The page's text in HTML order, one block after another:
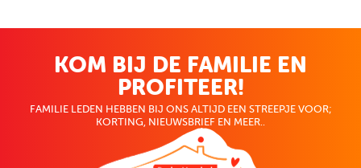
KOM BIJ DE FAMILIE EN
PROFITEER!
FAMILIE LEDEN HEBBEN BIJ ONS ALTIJD EEN STREEPJE VOOR;
KORTING, NIEUWSBRIEF EN MEER..